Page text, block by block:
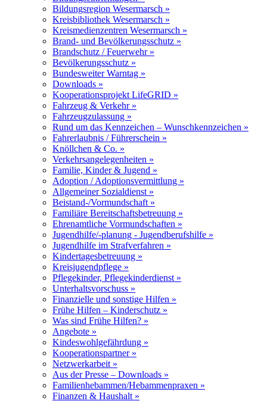
Bildungsregion Wesermarsch »
Kreisbibliothek Wesermarsch »
Kreismedienzentren Wesermarsch »
Brand- und Bevölkerungsschutz »
Brandschutz / Feuerwehr »
Bevölkerungsschutz »
Bundesweiter Warntag »
Downloads »
Kooperationsprojekt LifeGRID »
Fahrzeug & Verkehr »
Fahrzeugzulassung »
Rund um das Kennzeichen – Wunschkennzeichen »
Fahrerlaubnis / Führerschein »
Knöllchen & Co. »
Verkehrsangelegenheiten »
Familie, Kinder & Jugend »
Adoption / Adoptionsvermittlung »
Allgemeiner Sozialdienst »
Beistand-/Vormundschaft »
Familiäre Bereitschaftsbetreuung »
Ehrenamtliche Vormundschaften »
Jugendhilfe/-planung - Jugendberufshilfe »
Jugendhilfe im Strafverfahren »
Kindertagesbetreuung »
Kreisjugendpflege »
Pflegekinder, Pflegekinderdienst »
Unterhaltsvorschuss »
Finanzielle und sonstige Hilfen »
Frühe Hilfen – Kinderschutz »
Was sind Frühe Hilfen? »
Angebote »
Kindeswohlgefährdung »
Kooperationspartner »
Netzwerkarbeit »
Aus der Presse – Downloads »
Familienhebammen/Hebammenpraxen »
Finanzen & Haushalt »